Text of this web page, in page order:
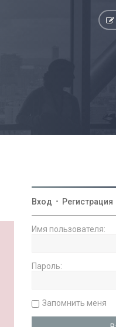
Вход • Регистрация
Имя пользователя:
Пароль:
Запомнить меня